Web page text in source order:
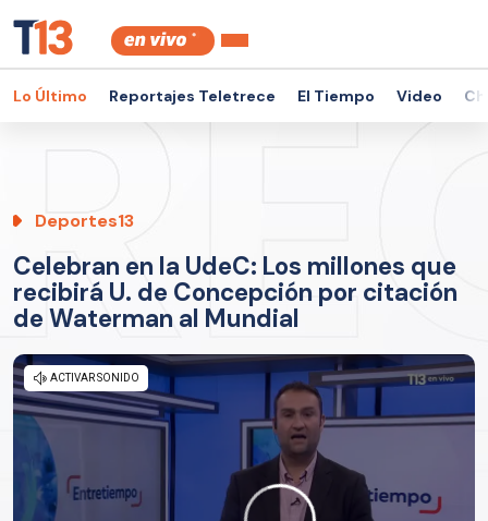
Lo Último Reportajes Teletrece El Tiempo Video
Deportes13
Celebran en la UdeC: Los millones que
recibirá U. de Concepción por citación
de Waterman al Mundial